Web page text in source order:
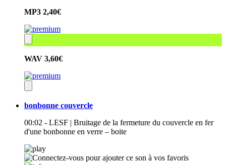
MP3 2,40€
WAV 3,60€
bonbonne couvercle
00:02 - LESF | Bruitage de la fermeture du couvercle en fer
d'une bonbonne en verre – boite